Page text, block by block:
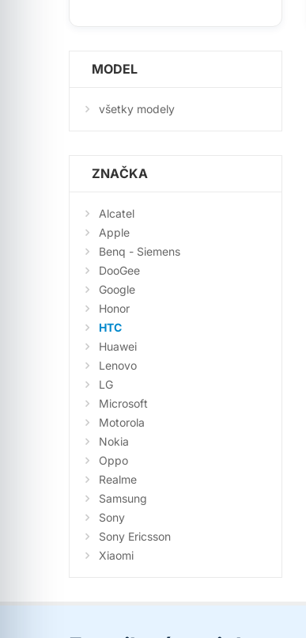
MODEL
všetky modely
ZNAČKA
Alcatel
Apple
Benq - Siemens
DooGee
Google
Honor
HTC
Huawei
Lenovo
LG
Microsoft
Motorola
Nokia
Oppo
Realme
Samsung
Sony
Sony Ericsson
Xiaomi